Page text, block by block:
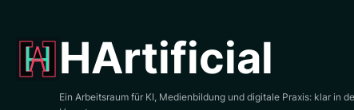
HArtificial
Ein Arbeitsraum für KI, Medienbildung und digitale Praxis: klar in